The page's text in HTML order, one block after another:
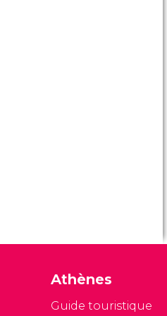
Athènes
Guide touristique